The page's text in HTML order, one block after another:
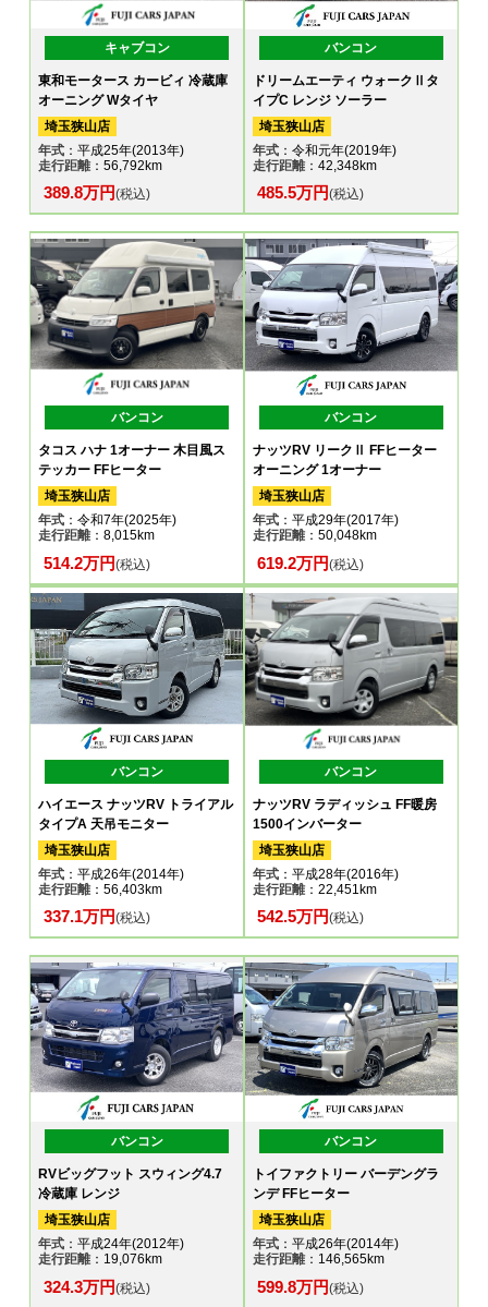
キャブコン
東和モータース カービィ 冷蔵庫
オーニング Wタイヤ
埼玉狭山店
年式 ：平成25年(2013年)
走行距離：56,792km
389.8万円(税込)
バンコン
ドリームエーティ ウォークⅡタ
イプC レンジ ソーラー
埼玉狭山店
年式：令和元年(2019年)
走行距離：42,348km
485.5万円(税込)
バンコン
タコス ハナ 1オーナー 木目風ス
テッカー FFヒーター
埼玉狭山店
年式 ：令和7年(2025年)
走行距離：8,015km
514.2万円(税込)
バンコン
ナッツRV リークⅡ FFヒーター
オーニング 1オーナー
埼玉狭山店
年式：平成29年(2017年)
走行距離：50,048km
619.2万円(税込)
バンコン
ハイエース ナッツRV トライアル
タイプA 天吊モニター
埼玉狭山店
年式 ：平成26年(2014年)
走行距離：56,403km
337.1万円(税込)
バンコン
ナッツRV ラディッシュ FF暖房
1500インバーター
埼玉狭山店
年式：平成28年(2016年)
走行距離：22,451km
542.5万円(税込)
バンコン
RVビッグフット スウィング4.7
冷蔵庫 レンジ
埼玉狭山店
年式 ：平成24年(2012年)
走行距離：19,076km
324.3万円(税込)
バンコン
トイファクトリー バーデングラ
ンデ FFヒーター
埼玉狭山店
年式：平成26年(2014年)
走行距離：146,565km
599.8万円(税込)